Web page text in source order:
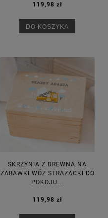
119,98 zł
DO KOSZYKA
SKRZYNIA Z DREWNA NA
ZABAWKI WÓZ STRAŻACKI DO
POKOJU...
119,98 zł